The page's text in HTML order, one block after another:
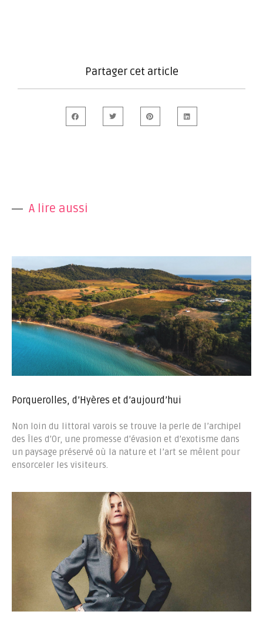
Partager cet article
A lire aussi
Porquerolles, d’Hyères et d’aujourd’hui
Non loin du littoral varois se trouve la perle de l’archipel
des Îles d’Or, une promesse d’évasion et d’exotisme dans
un paysage préservé où la nature et l’art se mêlent pour
ensorceler les visiteurs.